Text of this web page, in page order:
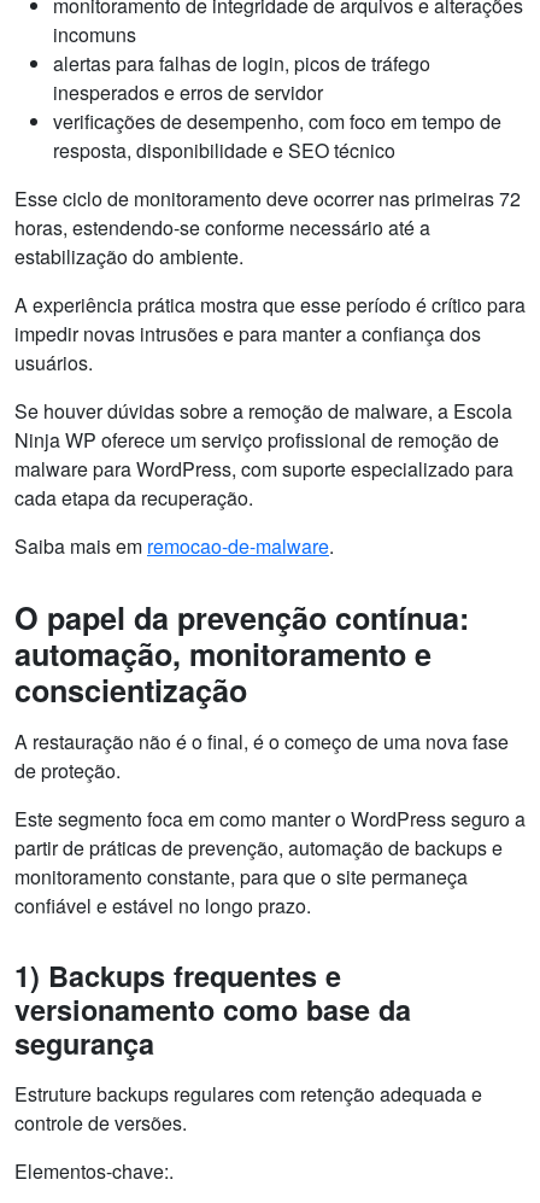
incomuns
alertas para falhas de login, picos de tráfego
inesperados e erros de servidor
verificações de desempenho, com foco em tempo de
resposta, disponibilidade e SEO técnico
Esse ciclo de monitoramento deve ocorrer nas primeiras 72
horas, estendendo-se conforme necessário até a
estabilização do ambiente.
A experiência prática mostra que esse período é crítico para
impedir novas intrusões e para manter a confiança dos
usuários.
Se houver dúvidas sobre a remoção de malware, a Escola
Ninja WP oferece um serviço profissional de remoção de
malware para WordPress, com suporte especializado para
cada etapa da recuperação.
Saiba mais em remocao-de-malware.
O papel da prevenção contínua:
automação, monitoramento e
conscientização
A restauração não é o final, é o começo de uma nova fase
de proteção.
Este segmento foca em como manter o WordPress seguro a
partir de práticas de prevenção, automação de backups e
monitoramento constante, para que o site permaneça
confiável e estável no longo prazo.
1) Backups frequentes e
versionamento como base da
segurança
Estruture backups regulares com retenção adequada e
controle de versões.
Elementos-chave:.